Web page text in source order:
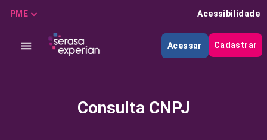
PME Acessibilidade
Acessar Cadastrar
Consulta CNPJ